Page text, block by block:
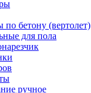
бетону (вертолет)
для пола
ручное